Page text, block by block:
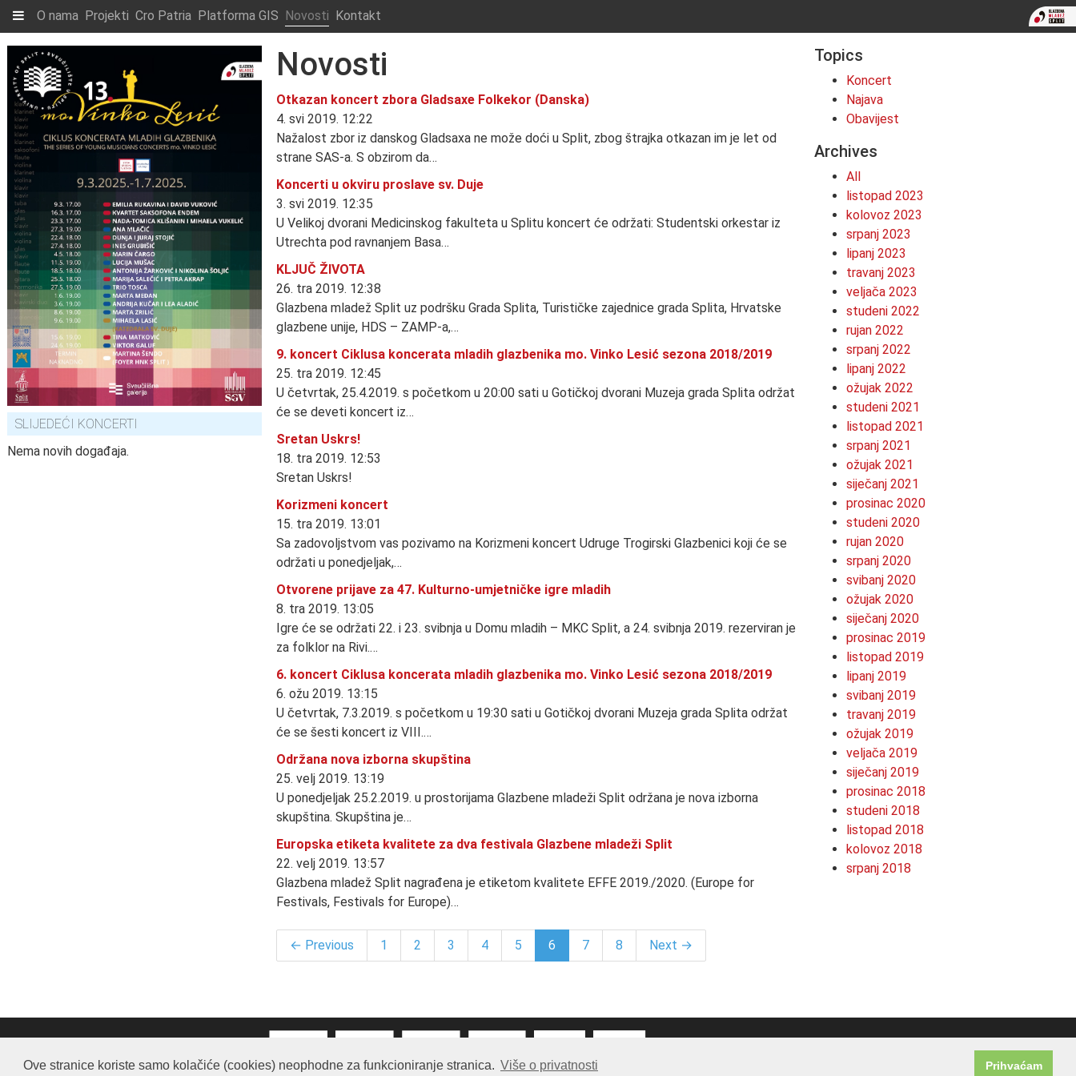
Ove stranice koriste samo kolačiće (cookies) neophodne za funkcioniranje stranica. Više o privatnosti Prihvaćam
O nama Projekti Cro Patria Platforma GIS Novosti Kontakt
SLIJEDEĆI KONCERTI
Nema novih događaja.
Novosti
Otkazan koncert zbora Gladsaxe Folkekor (Danska)
4. svi 2019. 12:22
Nažalost zbor iz danskog Gladsaxa ne može doći u Split, zbog štrajka otkazan im je let od
strane SAS-a. S obzirom da…
Koncerti u okviru proslave sv. Duje
3. svi 2019. 12:35
U Velikoj dvorani Medicinskog fakulteta u Splitu koncert će održati: Studentski orkestar iz
Utrechta pod ravnanjem Basa…
KLJUČ ŽIVOTA
26. tra 2019. 12:38
Glazbena mladež Split uz podršku Grada Splita, Turističke zajednice grada Splita, Hrvatske
glazbene unije, HDS – ZAMP-a,…
9. koncert Ciklusa koncerata mladih glazbenika mo. Vinko Lesić sezona 2018/2019
25. tra 2019. 12:45
U četvrtak, 25.4.2019. s početkom u 20:00 sati u Gotičkoj dvorani Muzeja grada Splita održat
će se deveti koncert iz…
Sretan Uskrs!
18. tra 2019. 12:53
Sretan Uskrs!
Korizmeni koncert
15. tra 2019. 13:01
Sa zadovoljstvom vas pozivamo na Korizmeni koncert Udruge Trogirski Glazbenici koji će se
održati u ponedjeljak,…
Otvorene prijave za 47. Kulturno-umjetničke igre mladih
8. tra 2019. 13:05
Igre će se održati 22. i 23. svibnja u Domu mladih – MKC Split, a 24. svibnja 2019. rezerviran je
za folklor na Rivi.…
6. koncert Ciklusa koncerata mladih glazbenika mo. Vinko Lesić sezona 2018/2019
6. ožu 2019. 13:15
U četvrtak, 7.3.2019. s početkom u 19:30 sati u Gotičkoj dvorani Muzeja grada Splita održat
će se šesti koncert iz VIII.…
Održana nova izborna skupština
25. velj 2019. 13:19
U ponedjeljak 25.2.2019. u prostorijama Glazbene mladeži Split održana je nova izborna
skupština. Skupština je…
Europska etiketa kvalitete za dva festivala Glazbene mladeži Split
22. velj 2019. 13:57
Glazbena mladež Split nagrađena je etiketom kvalitete EFFE 2019./2020. (Europe for
Festivals, Festivals for Europe)…
← Previous 1 2 3 4 5 6 7 8 Next →
Topics
Koncert
Najava
Obavijest
Archives
All
listopad 2023
kolovoz 2023
srpanj 2023
lipanj 2023
travanj 2023
veljača 2023
studeni 2022
rujan 2022
srpanj 2022
lipanj 2022
ožujak 2022
studeni 2021
listopad 2021
srpanj 2021
ožujak 2021
siječanj 2021
prosinac 2020
studeni 2020
rujan 2020
srpanj 2020
svibanj 2020
ožujak 2020
siječanj 2020
prosinac 2019
listopad 2019
lipanj 2019
svibanj 2019
travanj 2019
ožujak 2019
veljača 2019
siječanj 2019
prosinac 2018
studeni 2018
listopad 2018
kolovoz 2018
srpanj 2018